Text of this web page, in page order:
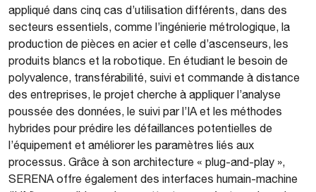
appliqué dans cinq cas d’utilisation différents, dans des
secteurs essentiels, comme l’ingénierie métrologique, la
production de pièces en acier et celle d’ascenseurs, les
produits blancs et la robotique. En étudiant le besoin de
polyvalence, transférabilité, suivi et commande à distance
des entreprises, le projet cherche à appliquer l’analyse
poussée des données, le suivi par l’IA et les méthodes
hybrides pour prédire les défaillances potentielles de
l’équipement et améliorer les paramètres liés aux
processus. Grâce à son architecture « plug-and-play »,
SERENA offre également des interfaces humain-machine